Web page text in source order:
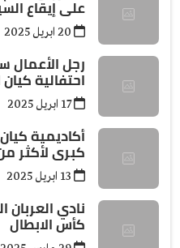
على إيقاع
رجل
احتفالية
17 ابريل 2025
أكاديمية
كبرى لأكثر من 300 طفل من
نادي
كأس الابطال